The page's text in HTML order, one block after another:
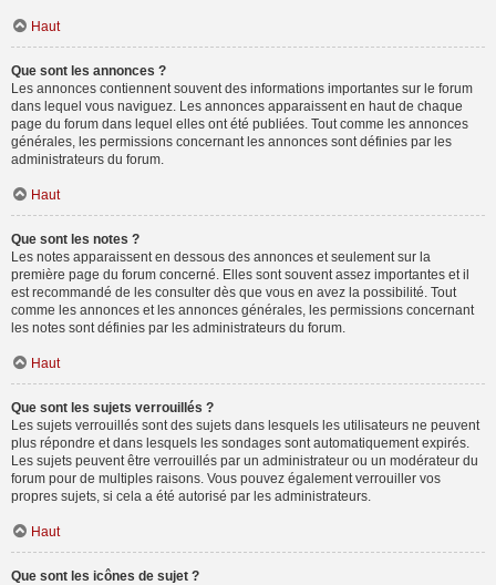
Haut
Que sont les annonces ?
Les annonces contiennent souvent des informations importantes sur le forum
dans lequel vous naviguez. Les annonces apparaissent en haut de chaque
page du forum dans lequel elles ont été publiées. Tout comme les annonces
générales, les permissions concernant les annonces sont définies par les
administrateurs du forum.
Haut
Que sont les notes ?
Les notes apparaissent en dessous des annonces et seulement sur la
première page du forum concerné. Elles sont souvent assez importantes et il
est recommandé de les consulter dès que vous en avez la possibilité. Tout
comme les annonces et les annonces générales, les permissions concernant
les notes sont définies par les administrateurs du forum.
Haut
Que sont les sujets verrouillés ?
Les sujets verrouillés sont des sujets dans lesquels les utilisateurs ne peuvent
plus répondre et dans lesquels les sondages sont automatiquement expirés.
Les sujets peuvent être verrouillés par un administrateur ou un modérateur du
forum pour de multiples raisons. Vous pouvez également verrouiller vos
propres sujets, si cela a été autorisé par les administrateurs.
Haut
Que sont les icônes de sujet ?